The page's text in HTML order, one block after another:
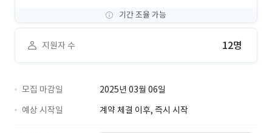
기간 조율 가능
지원자 수 12명
모집 마감일
2025년 03월 06일
예상 시작일
계약 체결 이후, 즉시 시작